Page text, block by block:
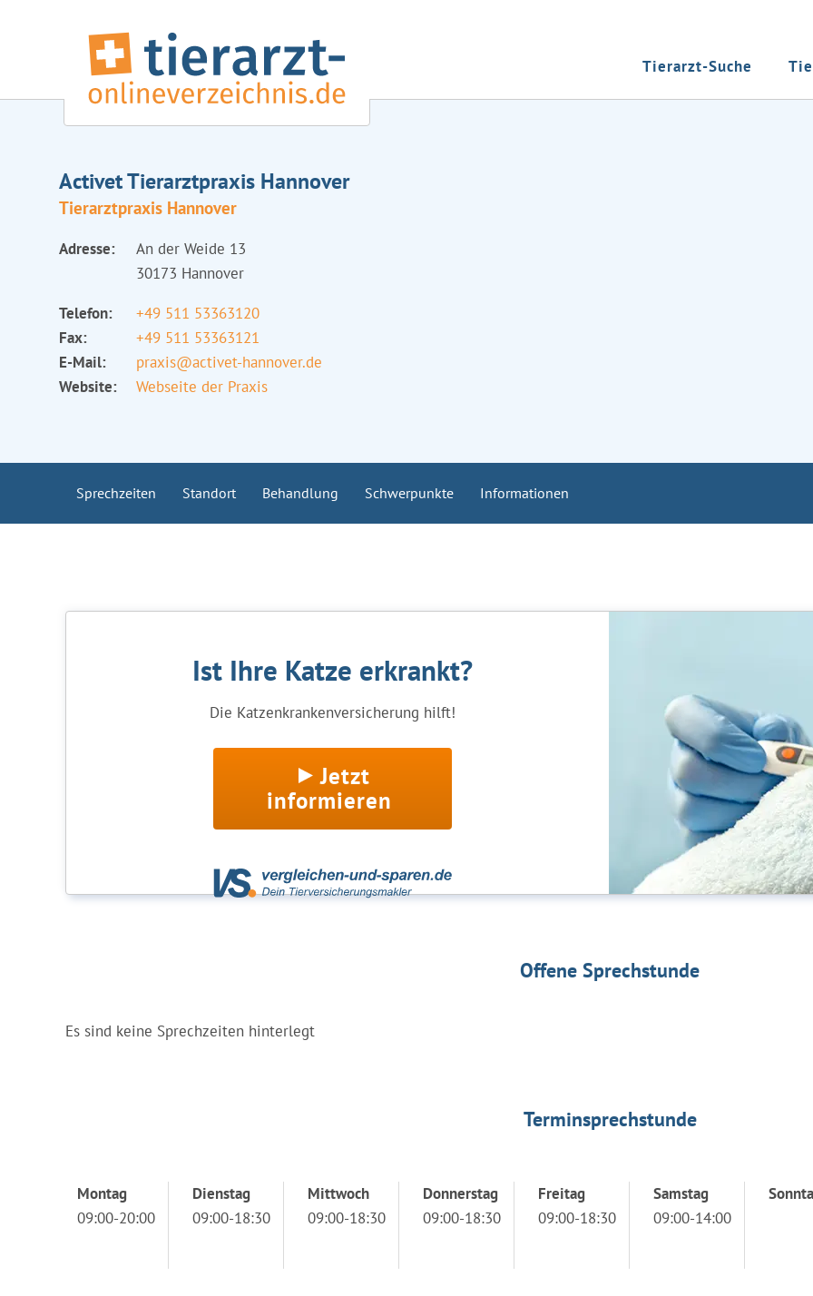
Tierarzt-Suche
Activet Tierarztpraxis Hannover
Tierarztpraxis Hannover
Adresse:
An der Weide 13
30173 Hannover
Telefon:
+49 511 53363120
Fax:
+49 511 53363121
E-Mail:
praxis@activet-hannover.de
Website:
Webseite der Praxis
Sprechzeiten Standort Behandlung Schwerpunkte Informationen
Ist Ihre Katze erkrankt?
Die Katzenkrankenversicherung hilft!
Jetzt
informieren
Offene Sprechstunde
Es sind keine Sprechzeiten hinterlegt
Terminsprechstunde
Montag
09:00-20:00
Dienstag
09:00-18:30
Mittwoch
09:00-18:30
Donnerstag
09:00-18:30
Freitag
09:00-18:30
Samstag
09:00-14:00